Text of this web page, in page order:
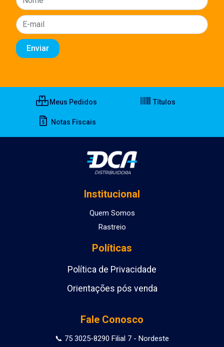
Meus Pedidos Títulos
Notas Fiscais
Institucional
Quem Somos
Rastreio
Políticas
Política de Privacidade
Orientações pós venda
Fale Conosco
📞 75 3025-8290 Filial 7 - Nordeste